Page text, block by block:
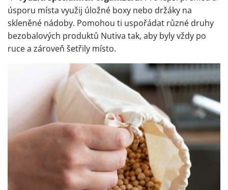
úsporu místa využij úložné boxy nebo držáky na
skleněné nádoby. Pomohou ti uspořádat různé druhy
bezobalových produktů Nutiva tak, aby byly vždy po
ruce a zároveň šetřily místo.